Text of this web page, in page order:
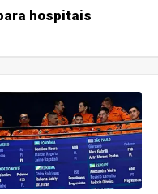
hospitais